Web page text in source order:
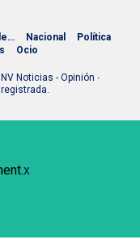
Nacional
Política
Ocio
Noticias - Opinión ∙
x